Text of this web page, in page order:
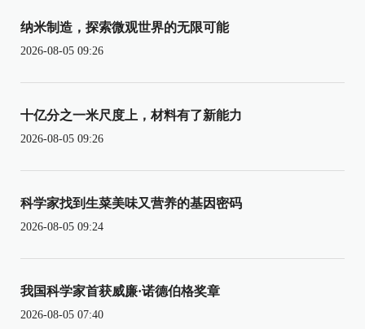
纳米制造，探索微观世界的无限可能
2026-08-05 09:26
十亿分之一米尺度上，材料有了新能力
2026-08-05 09:26
科学家找到生菜美味又营养的基因密码
2026-08-05 09:24
我国科学家首获威廉·诺德伯格奖章
2026-08-05 07:40